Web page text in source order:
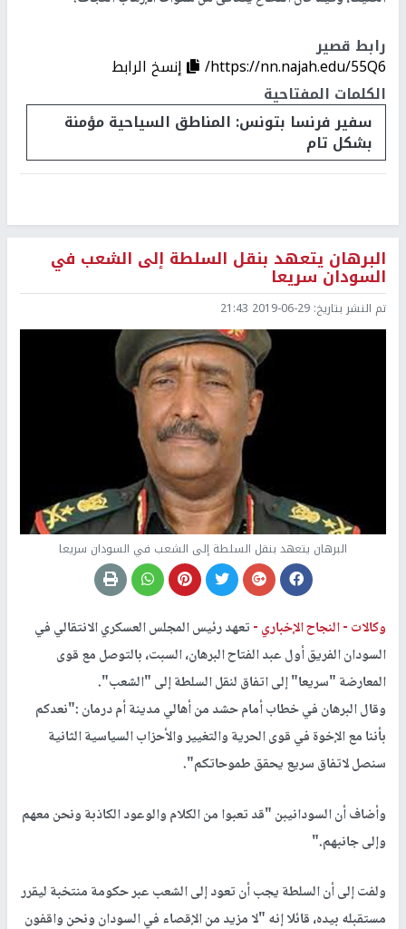
رابط قصير
https://nn.najah.edu/55Q6/
إنسخ الرابط
الكلمات المفتاحية
سفير فرنسا بتونس: المناطق السياحية مؤمنة
بشكل تام
البرهان يتعهد بنقل السلطة إلى الشعب في
السودان سريعا
تم النشر بتاريخ: 2019-06-29 21:43
البرهان يتعهد بنقل السلطة إلى الشعب في السودان سريعا
وكالات -النجاح الإخباري -تعهد رئيس المجلس العسكري الانتقالي في
السودان الفريق أول عبد الفتاح البرهان، السبت، بالتوصل مع قوى
المعارضة "سريعا" إلى اتفاق لنقل السلطة إلى "الشعب".
وقال البرهان في خطاب أمام حشد من أهالي مدينة أم درمان :"نعدكم
بأننا مع الإخوة في قوى الحرية والتغيير والأحزاب السياسية الثانية
سنصل لاتفاق سريع يحقق طموحاتكم".
وأضاف أن السودانيبن "قد تعبوا من الكلام والوعود الكاذبة ونحن معهم
وإلى جانبهم."
ولفت إلى أن السلطة يجب أن تعود إلى الشعب عبر حكومة منتخبة ليقرر
مستقبله بيده، قائلا إنه "لا مزيد من الإقصاء في السودان ونحن واقفون